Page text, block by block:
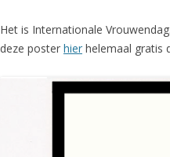
Het is Internationale
deze poster hier helemaal gratis